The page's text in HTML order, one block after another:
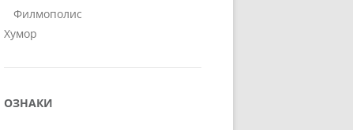
Филмополис
Хумор
ОЗНАКИ